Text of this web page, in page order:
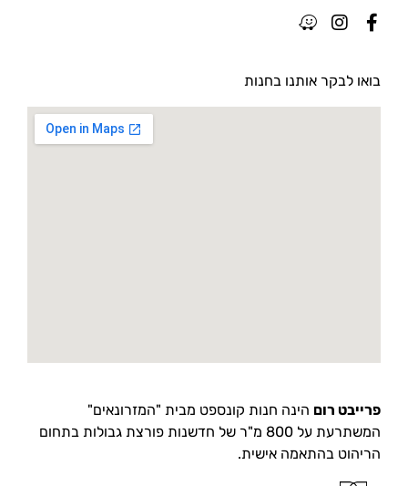
בואו לבקר אותנו בחנות
פרייבט רום הינה חנות קונספט מבית "המזרונאים"
המשתרעת על 800 מ"ר של חדשנות פורצת גבולות בתחום
הריהוט בהתאמה אישית.